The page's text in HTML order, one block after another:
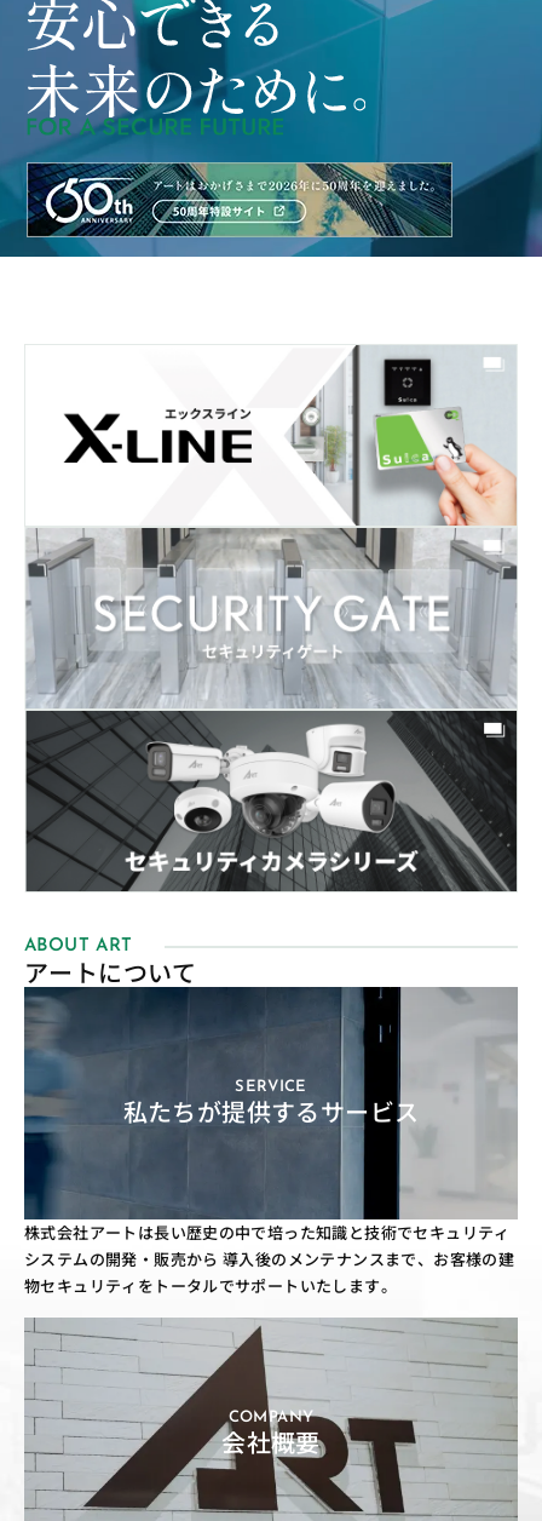
ABOUT ART
アートについて
SERVICE
私たちが提供するサービス
株式会社アートは長い歴史の中で培った知識と技術でセキュリティ
システムの開発・販売から 導入後のメンテナンスまで、お客様の建
物セキュリティをトータルでサポートいたします。
COMPANY
会社概要